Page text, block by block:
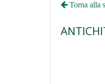
Torna alla